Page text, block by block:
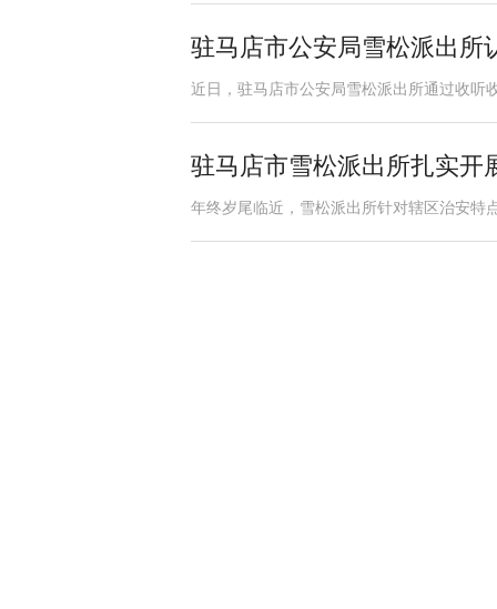
驻马店市公安局雪松派出所
近日，驻马店市公安局雪松派出所通过收听
驻马店市雪松派出所扎实开
年终岁尾临近，雪松派出所针对辖区治安特